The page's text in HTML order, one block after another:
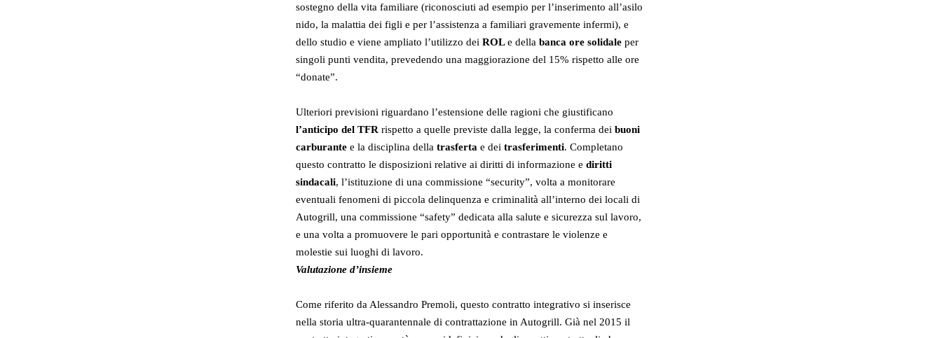
sostegno della vita familiare (riconosciuti ad esempio per l’inserimento all’asilo
nido, la malattia dei figli e per l’assistenza a familiari gravemente infermi), e
dello studio e viene ampliato l’utilizzo dei ROLe della banca ore solidale per
singoli punti vendita, prevedendo una maggiorazione del 15% rispetto alle ore
“donate”.
Ulteriori previsioni riguardano l’estensione delle ragioni che giustificano
l’anticipo del TFR rispetto a quelle previste dalla legge, la conferma dei buoni
carburante e la disciplina della trasferta e dei trasferimenti. Completano
questo contratto le disposizioni relative ai diritti di informazione e diritti
sindacali, l’istituzione di una commissione “security”, volta a monitorare
eventuali fenomeni di piccola delinquenza e criminalità all’interno dei locali di
Autogrill, una commissione “safety” dedicata alla salute e sicurezza sul lavoro,
e una volta a promuovere le pari opportunità e contrastare le violenze e
molestie sui luoghi di lavoro.
Valutazione d’insieme
Come riferito da Alessandro Premoli, questo contratto integrativo si inserisce
nella storia ultra-quarantennale di contrattazione in Autogrill. Già nel 2015 il